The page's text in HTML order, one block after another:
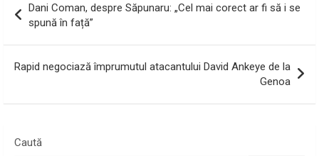
în
articole
Dani Coman, despre Săpunaru: „Cel mai corect ar fi să i se
spună în față”
Rapid negociază împrumutul atacantului David Ankeye de la
Genoa
Caută